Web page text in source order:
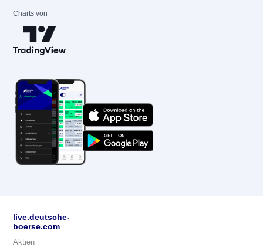
Charts von
live.deutsche-
boerse.com
Aktien